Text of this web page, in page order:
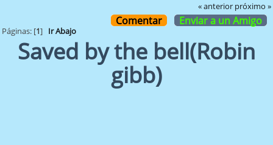
« anterior próximo »
Comentar Enviar a un Amigo
Páginas: [1] Ir Abajo
Saved by the bell(Robin
gibb)